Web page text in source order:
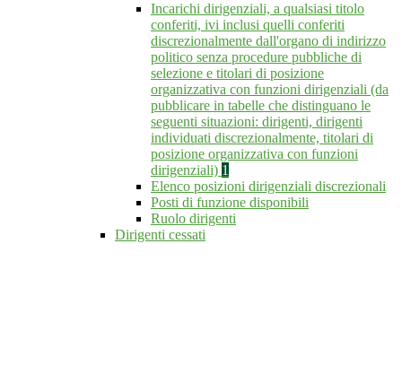
Incarichi dirigenziali, a qualsiasi titolo
conferiti, ivi inclusi quelli conferiti
discrezionalmente dall'organo di indirizzo
politico senza procedure pubbliche di
selezione e titolari di posizione
organizzativa con funzioni dirigenziali (da
pubblicare in tabelle che distinguano le
seguenti situazioni: dirigenti, dirigenti
individuati discrezionalmente, titolari di
posizione organizzativa con funzioni
dirigenziali) 1
Elenco posizioni dirigenziali discrezionali
Posti di funzione disponibili
Ruolo dirigenti
Dirigenti cessati